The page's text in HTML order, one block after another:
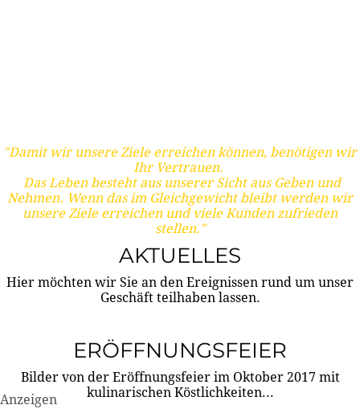
"Damit wir unsere Ziele erreichen können, benötigen wir
Ihr Vertrauen.
Das Leben besteht aus unserer Sicht aus Geben und
Nehmen. Wenn das im Gleichgewicht bleibt werden wir
unsere Ziele erreichen und viele Kunden zufrieden
stellen."
AKTUELLES
Hier möchten wir Sie an den Ereignissen rund um unser
Geschäft teilhaben lassen.
ERÖFFNUNGSFEIER
Bilder von der Eröffnungsfeier im Oktober 2017 mit
kulinarischen Köstlichkeiten...
Anzeigen